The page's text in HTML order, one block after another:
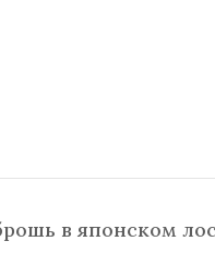
в японском